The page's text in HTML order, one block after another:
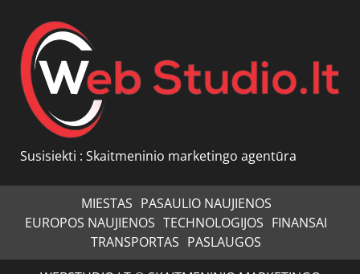
Susisiekti : Skaitmeninio marketingo agentūra
MIESTAS PASAULIO NAUJIENOS
EUROPOS NAUJIENOS TECHNOLOGIJOS FINANSAI
TRANSPORTAS PASLAUGOS